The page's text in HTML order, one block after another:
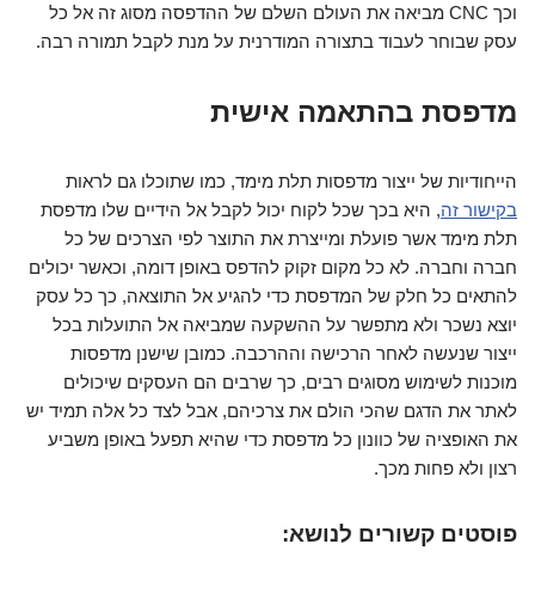
וכך CNC מביאה את העולם השלם של ההדפסה מסוג זה אל כל
עסק שבוחר לעבוד בתצורה המודרנית על מנת לקבל תמורה רבה.
מדפסת בהתאמה אישית
הייחודיות של ייצור מדפסות תלת מימד, כמו שתוכלו גם לראות
בקישור זה, היא בכך שכל לקוח יכול לקבל אל הידיים שלו מדפסת
תלת מימד אשר פועלת ומייצרת את התוצר לפי הצרכים של כל
חברה וחברה. לא כל מקום זקוק להדפס באופן דומה, וכאשר יכולים
להתאים כל חלק של המדפסת כדי להגיע אל התוצאה, כך כל עסק
יוצא נשכר ולא מתפשר על ההשקעה שמביאה אל התועלות בכל
ייצור שנעשה לאחר הרכישה וההרכבה. כמובן שישנן מדפסות
מוכנות לשימוש מסוגים רבים, כך שרבים הם העסקים שיכולים
לאתר את הדגם שהכי הולם את צרכיהם, אבל לצד כל אלה תמיד יש
את האופציה של כוונון כל מדפסת כדי שהיא תפעל באופן משביע
רצון ולא פחות מכך.
פוסטים קשורים לנושא: